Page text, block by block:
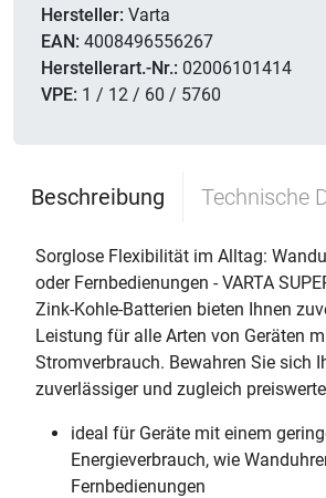
Hersteller: Varta
EAN: 4008496556267
Herstellerart.-Nr.: 02006101414
VPE: 1 / 12 / 60 / 5760
Beschreibung Technische
Sorglose Flexibilität im Alltag:
oder Fernbedienungen - VARTA
Zink-Kohle-Batterien bieten Ihnen
Leistung für alle Arten von Geräten
Stromverbrauch. Bewahren Sie sich
zuverlässiger und zugleich
ideal für Geräte mit einem
Energieverbrauch, wie
Fernbedienungen